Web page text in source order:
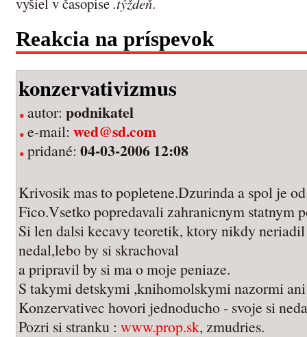
Reakcia na príspevok
konzervativizmus
autor: podnikatel
e-mail: wed@sd.com
pridané: 04-03-2006 12:08
Krivosik mas to popletene.Dzurinda a spol je
Fico.Vsetko popredavali zahranicnym statnym
Si len dalsi kecavy teoretik, ktory nikdy
nedal,lebo by si skrachoval
a pripravil by si ma o moje peniaze.
S takymi detskymi ,knihomolskymi nazormi
Konzervativec hovori jednoducho - svoje si
Pozri si stranku : www.prop.sk, zmudries.